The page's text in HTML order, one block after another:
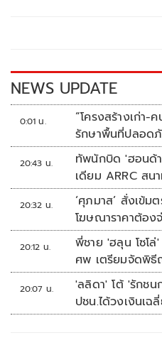
k k
NEWS UPDATE
0:01 น.
“โครงสร้างเก่า-คนใหม่
รักษาพื้นที่ปลอด
20:43 น.
ทัพนักบิด 'ฮอนด้
เดียม ARRC สน
20:32 น.
‘ศุภมาส’ สั่งเข้ม
โฆษณาราคาต้อง
20:12 น.
พี่ชาย 'ฮลุน โซโ
ศพ เตรียมจัดพิธี
20:07 น.
'ลลิดา' โต้ 'รักช
ปชน.ได้วงเงินเฉ